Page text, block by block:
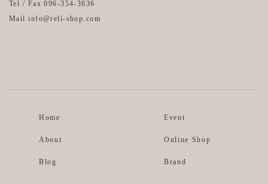
Tel / Fax 096-354-3636
Mail info@reli-shop.com
Home
About
Blog
Event
Online Shop
Brand